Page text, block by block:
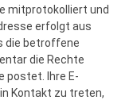
mitprotokolliert und
erfolgt aus
die betroffene
die Rechte
postet. Ihre E-
Kontakt zu treten,